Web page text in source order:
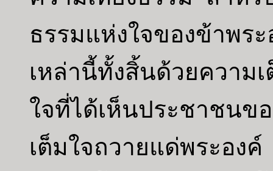
ธรรมแห่งใจของข้าพ
เหล่านี้ทั้งสิ้นด้วยความ
ใจที่ได้เห็นประชาชน
เต็มใจถวายแด่พระองค์